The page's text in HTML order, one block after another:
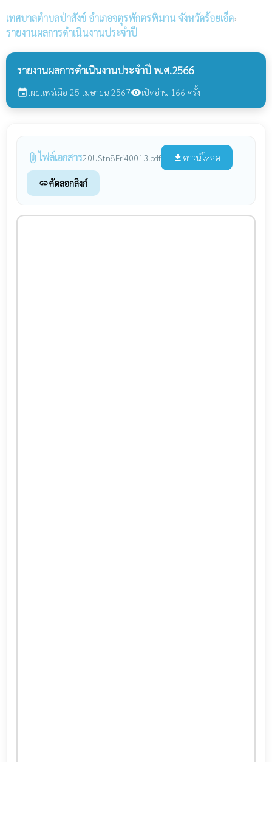
เทศบาลตำบลป่าสังข์ อำเภอจตุรพักตรพิมาน จังหวัดร้อยเอ็ด›
รายงานผลการดำเนินงานประจำปี
รายงานผลการดำเนินงานประจำปี พ.ศ.2566
eventเผยแพร่เมื่อ 25 เมษายน 2567visibilityเปิดอ่าน 166 ครั้ง
attach_file ไฟล์เอกสาร20UStn8Fri40013.pdf file_download ดาวน์โหลด
linkคัดลอกลิงก์